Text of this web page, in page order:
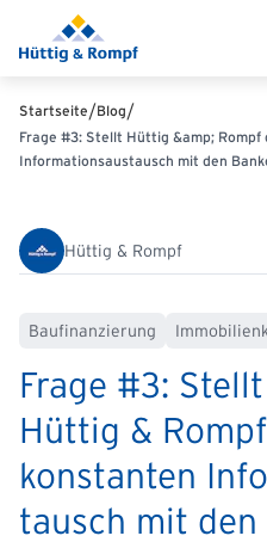
Baufinanzierung
Rechner
Partnerschaft
Partner werden
ReportsKäuferprofile 2026 10
Charts & RechnerAktuelle
Startseite/Blog/
Frage #3: Stellt Hüttig &amp; Rompf
Informationsaustausch mit den
Hüttig & Rompf
Baufinanzierung
Frage #3: Stellt
Hüttig &
konstanten
tausch mit den